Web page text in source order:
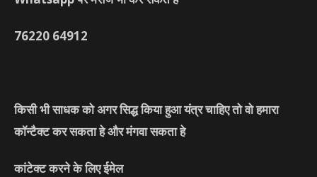
76220 64912
किसी भी साधक को अगर सिद्ध किया हुआ यंत्र चाहिए तो वो हमारा
कॉन्टैक्ट कर सकता हे और मंगवा सकता हे
कांटेक्ट करने के लिए ईमेल